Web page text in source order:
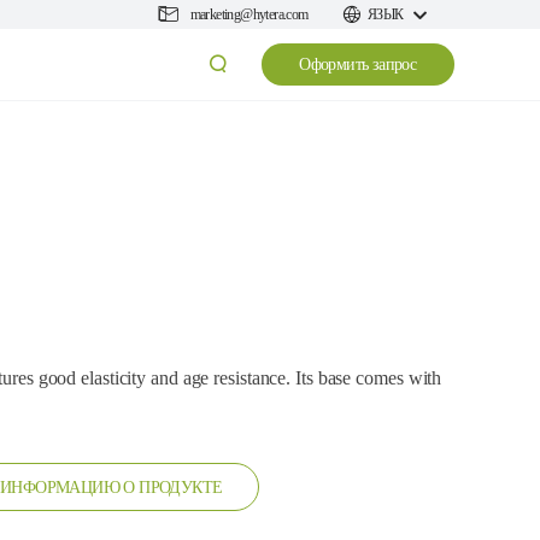
marketing@hytera.com ЯЗЫК
Оформить запрос
good elasticity and age resistance. Its base comes with
ИНФОРМАЦИЮ О ПРОДУКТЕ